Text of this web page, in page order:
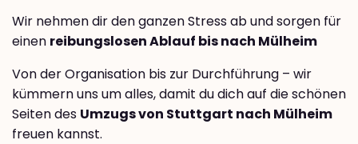
Wir nehmen dir den ganzen Stress ab und sorgen für
einen reibungslosen Ablauf bis nach Mülheim
Von der Organisation bis zur Durchführung – wir
kümmern uns um alles, damit du dich auf die schönen
Seiten des Umzugs von Stuttgart nach Mülheim
freuen kannst.